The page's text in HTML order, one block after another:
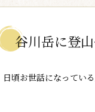
谷川岳に登
日頃お世話になってい